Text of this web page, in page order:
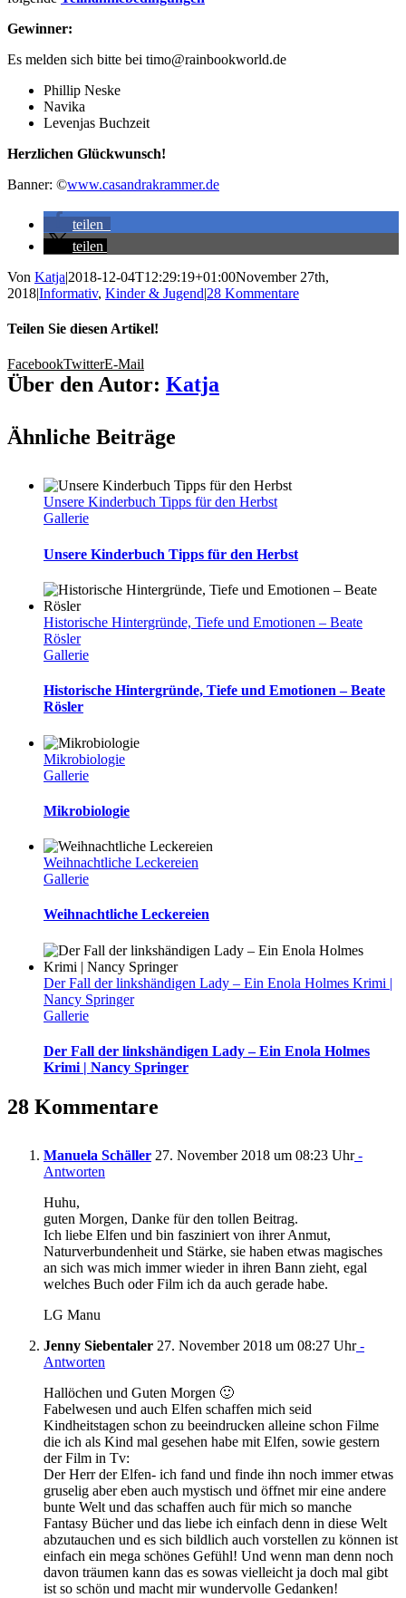
Gewinner:
Es melden sich bitte bei timo@rainbookworld.de
Phillip Neske
Navika
Levenjas Buchzeit
Herzlichen Glückwunsch!
Banner: ©www.casandrakrammer.de
teilen
teilen
Von Katja|2018-12-04T12:29:19+01:00November 27th,
2018|Informativ, Kinder & Jugend|28 Kommentare
Teilen Sie diesen Artikel!
FacebookTwitterE-Mail
Über den Autor: Katja
Ähnliche Beiträge
Unsere Kinderbuch Tipps für den Herbst
Gallerie
Unsere Kinderbuch Tipps für den Herbst
Historische Hintergründe, Tiefe und Emotionen – Beate
Rösler
Gallerie
Historische Hintergründe, Tiefe und Emotionen – Beate
Rösler
Mikrobiologie
Gallerie
Mikrobiologie
Weihnachtliche Leckereien
Gallerie
Weihnachtliche Leckereien
Der Fall der linkshändigen Lady – Ein Enola Holmes Krimi |
Nancy Springer
Gallerie
Der Fall der linkshändigen Lady – Ein Enola Holmes
Krimi | Nancy Springer
28 Kommentare
Manuela Schäller 27. November 2018 um 08:23 Uhr-
Antworten
Huhu,
guten Morgen, Danke für den tollen Beitrag.
Ich liebe Elfen und bin fasziniert von ihrer Anmut,
Naturverbundenheit und Stärke, sie haben etwas magisches
an sich was mich immer wieder in ihren Bann zieht, egal
welches Buch oder Film ich da auch gerade habe.
LG Manu
Jenny Siebentaler 27. November 2018 um 08:27 Uhr-
Antworten
Hallöchen und Guten Morgen 🙂
Fabelwesen und auch Elfen schaffen mich seid
Kindheitstagen schon zu beeindrucken alleine schon Filme
die ich als Kind mal gesehen habe mit Elfen, sowie gestern
der Film in Tv:
Der Herr der Elfen- ich fand und finde ihn noch immer etwas
gruselig aber eben auch mystisch und öffnet mir eine andere
bunte Welt und das schaffen auch für mich so manche
Fantasy Bücher und das liebe ich einfach denn in diese Welt
abzutauchen und es sich bildlich auch vorstellen zu können ist
einfach ein mega schönes Gefühl! Und wenn man denn noch
davon träumen kann das es sowas vielleicht ja doch mal gibt
ist so schön und macht mir wundervolle Gedanken!